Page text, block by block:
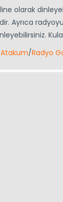
olarak
Ayrıca
/Radyo